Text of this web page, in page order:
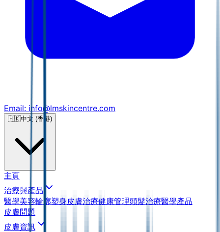
Email: info@lmskincentre.com
🇭🇰中文 (香港)
主頁
治療與產品
醫學美容輪廓塑身皮膚治療健康管理頭髮治療醫學產品
皮膚問題
皮膚資訊